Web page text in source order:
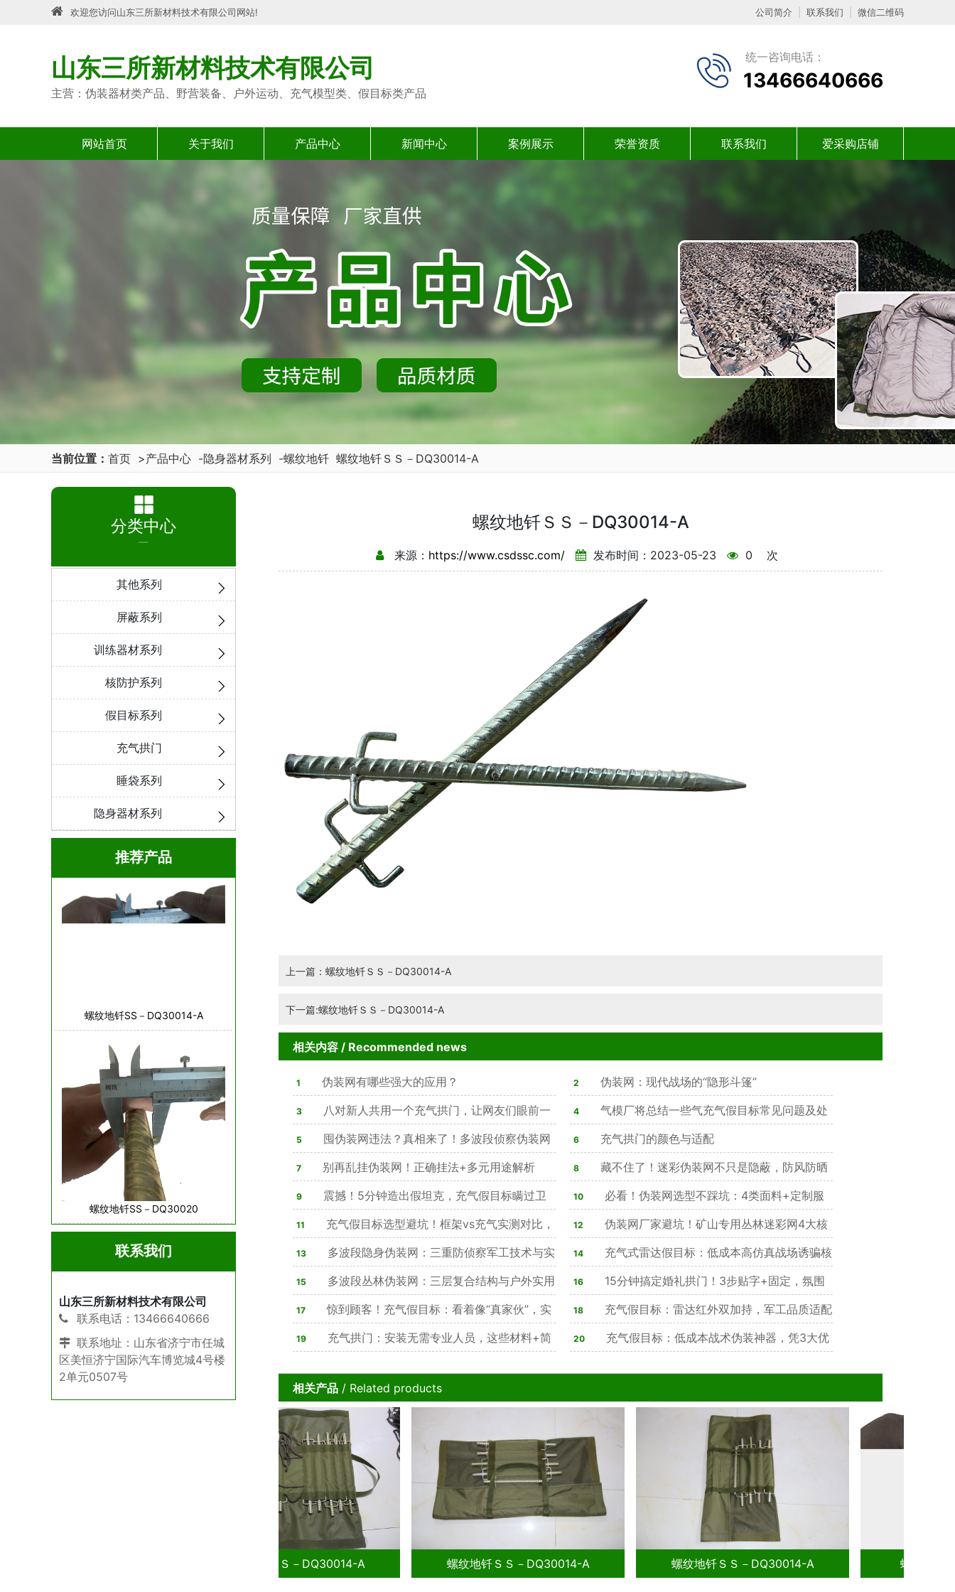
欢迎您访问山东三所新材料技术有限公司网站! 公司简介 联系我们 微信二维码
山东三所新材料技术有限公司
主营：伪装器材类产品、野营装备、户外运动、充气模型类、假目标类产品
统一咨询电话：
13466640666
网站首页 关于我们 产品中心 新闻中心 案例展示 荣誉资质 联系我们 爱采购店铺
当前位置： 首页 >产品中心 -隐身器材系列 -螺纹地钎 螺纹地钎ＳＳ－DQ30014-A
螺纹地钎ＳＳ－DQ30014-A
来源： https://www.csdssc.com/ 发布时间：2023-05-23 0 次
上一篇：螺纹地钎ＳＳ－DQ30014-A
下一篇:螺纹地钎ＳＳ－DQ30014-A
相关内容 / Recommended news
1 伪装网有哪些强大的应用？ 2 伪装网：现代战场的“隐形斗篷”
3
八对新人共用一个充气拱门，让网友们眼前一
亮
4
气模厂将总结一些气充气假目标常见问题及处
理方法
5
囤伪装网违法？真相来了！多波段侦察伪装网
合法可用，隐身效果突出天幕
6 充气拱门的颜色与适配
7 别再乱挂伪装网！正确挂法+多元用途解析 8
藏不住了！迷彩伪装网不只是隐蔽，防风防晒
双在线，4类材质任选
9
震撼！5分钟造出假坦克，充气假目标瞒过卫
星，改写战场战术规则
10
必看！伪装网选型不踩坑：4类面料+定制服
务，隐蔽防护选对才管用
11
充气假目标选型避坑！框架vs充气实测对比，
80%军方单位优选仿真款
12
伪装网厂家避坑！矿山专用丛林迷彩网4大核
心作用，合规降噪省30%成本，实测耐用3年+
13
多波段隐身伪装网：三重防侦察军工技术与实
战性能解析
14
充气式雷达假目标：低成本高仿真战场诱骗核
心装备
15
多波段丛林伪装网：三层复合结构与户外实用
全解析
16
15分钟搞定婚礼拱门！3步贴字+固定，氛围
感拉满
17
惊到顾客！充气假目标：看着像“真家伙”，实
则是演习迷惑神器
18
充气假目标：雷达红外双加持，军工品质适配
实战训练痛点
19
充气拱门：安装无需专业人员，这些材料+简
20
充气假目标：低成本战术伪装神器，凭3大优
相关产品 / Related products
螺纹地钎ＳＳ－DQ30014-A 螺纹地钎ＳＳ－DQ30014-A 螺纹地钎ＳＳ－DQ30014-A 螺纹地钎SS－
分类中心
PRODUCT
其他系列
屏蔽系列
训练器材系列
核防护系列
假目标系列
充气拱门
睡袋系列
隐身器材系列
推荐产品
螺纹地钎SS－DQ30014-A
螺纹地钎SS－DQ30020
联系我们
山东三所新材料技术有限公司
联系电话：13466640666
联系地址：山东省济宁市任城
区美恒济宁国际汽车博览城4号楼
2单元0507号